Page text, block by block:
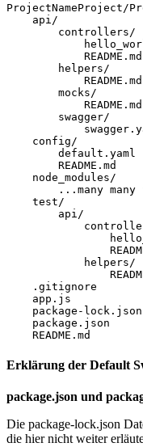
ProjectNameProject/
    api/
        controllers/
            README.md
        helpers/
            README.md
        mocks/
            README.md
        swagger/
    config/
        default.yaml
        README.md
    node_modules/
...many many
    test/
        api/
            helpers/
    .gitignore
    app.js
    package-lock.json
    package.json
Erklärung der Default
package.json und
Die package-lock.json
die hier nicht weiter